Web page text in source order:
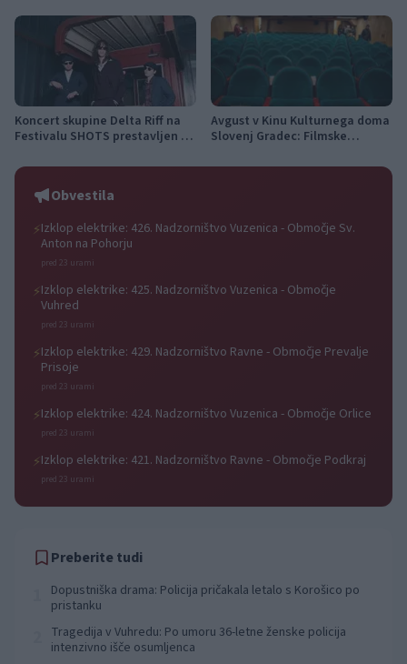
Koncert skupine Delta Riff na
Festivalu SHOTS prestavljen na
Avgust v Kinu Kulturnega doma
Slovenj Gradec: Filmske
počitniški kino
Obvestila
⚡Izklop elektrike: 426. Nadzorništvo Vuzenica - Območje Sv.
Anton na Pohorju
pred 23 urami
⚡Izklop elektrike: 425. Nadzorništvo Vuzenica - Območje
Vuhred
pred 23 urami
⚡Izklop elektrike: 429. Nadzorništvo Ravne - Območje Prevalje
Prisoje
pred 23 urami
⚡Izklop elektrike: 424. Nadzorništvo Vuzenica - Območje Orlice
pred 23 urami
⚡Izklop elektrike: 421. Nadzorništvo Ravne - Območje Podkraj
pred 23 urami
Preberite tudi
Dopustniška drama: Policija pričakala letalo s Korošico po
pristanku
Tragedija v Vuhredu: Po umoru 36-letne ženske policija
intenzivno išče osumljenca